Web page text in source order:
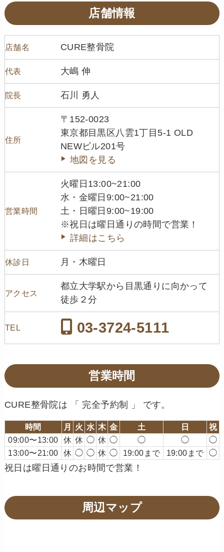
店舗情報
店舗名 CURE整骨院
代表 大嶋 伸
院長 石川 勇人
住所
〒152-0023
東京都目黒区八雲1丁目5-1 OLD
NEWビル201号
地図を見る
営業時間
火曜日13:00~21:00
水・金曜日9:00~21:00
土・日曜日9:00~19:00
※祝日は曜日通りの時間で営業！
詳細はこちら
休診日 月・木曜日
アクセス
都立大学駅から目黒通りに向かって
徒歩２分
TEL 03-3724-5111
営業時間
CURE整骨院は 「 完全予約制 」 です。
時間 月 火 水 木 金 土 日
祝
09:00〜13:00
休 休 ◯ 休 ◯ ◯ ◯
◯
13:00〜21:00
休 ◯ ◯ 休 ◯ 19:00まで 19:00まで ◯
祝日は曜日通りのお時間で営業！
周辺マップ